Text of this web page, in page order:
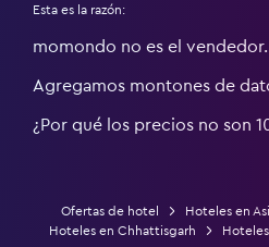
Esta es la razón:
momondo no es el vendedor.
Agregamos montones de
¿Por qué los precios no son
Ofertas de hotel Hoteles en
Hoteles en Chhattisgarh